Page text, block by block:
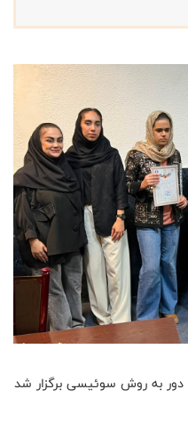
🔷 مسابقات با شرکت ۱۷۱ بازیکن در ۹ دور به روش سوئیسی برگزار شد